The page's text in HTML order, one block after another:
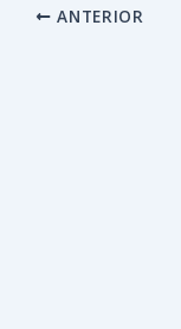
ANTERIOR